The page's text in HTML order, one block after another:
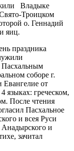
Владыке
Троицком
о. Геннадий
яиц.
праздника
соборе г.
от
языках: греческом,
После чтения
Пасхальное
и всея Руси
и
зачитал